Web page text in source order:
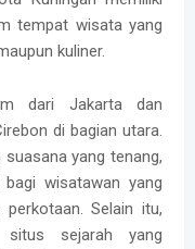
tempat wisata yang
kuliner.
dari Jakarta dan
di bagian utara.
yang tenang,
wisatawan yang
Selain itu,
situs sejarah yang